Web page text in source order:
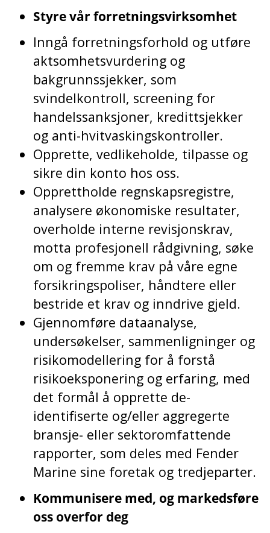
Styre vår forretningsvirksomhet
Inngå forretningsforhold og utføre
aktsomhetsvurdering og
bakgrunnssjekker, som
svindelkontroll, screening for
handelssanksjoner, kredittsjekker
og anti-hvitvaskingskontroller.
Opprette, vedlikeholde, tilpasse og
sikre din konto hos oss.
Opprettholde regnskapsregistre,
analysere økonomiske resultater,
overholde interne revisjonskrav,
motta profesjonell rådgivning, søke
om og fremme krav på våre egne
forsikringspoliser, håndtere eller
bestride et krav og inndrive gjeld.
Gjennomføre dataanalyse,
undersøkelser, sammenligninger og
risikomodellering for å forstå
risikoeksponering og erfaring, med
det formål å opprette de-
identifiserte og/eller aggregerte
bransje- eller sektoromfattende
rapporter, som deles med Fender
Marine sine foretak og tredjeparter.
Kommunisere med, og markedsføre
oss overfor deg